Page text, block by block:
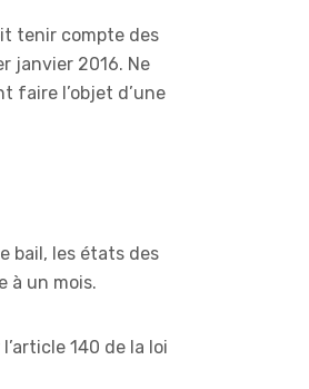
tenir compte des
janvier 2016. Ne
faire l’objet d’une
bail, les états des
à un mois.
140 de la loi